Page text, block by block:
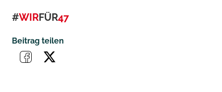
#WIRFÜR47
Beitrag teilen